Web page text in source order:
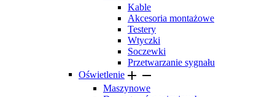
Kable
Akcesoria montażowe
Testery
Wtyczki
Soczewki
Przetwarzanie sygnału
Oświetlenie  
Maszynowe